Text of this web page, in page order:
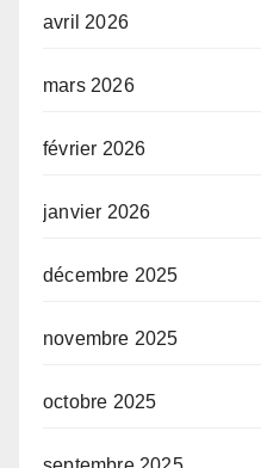
avril 2026
mars 2026
février 2026
janvier 2026
décembre 2025
novembre 2025
octobre 2025